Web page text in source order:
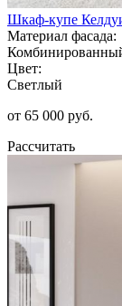
Шкаф-купе
Материал фасада:
Цвет:
Светлый
от 65 000 руб.
Рассчитать